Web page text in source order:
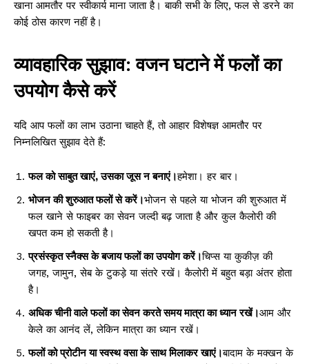
खाना आमतौर पर स्वीकार्य माना जाता है। बाकी सभी के लिए, फल से डरने का
कोई ठोस कारण नहीं है।
व्यावहारिक सुझाव: वजन घटाने में फलों का
उपयोग कैसे करें
यदि आप फलों का लाभ उठाना चाहते हैं, तो आहार विशेषज्ञ आमतौर पर
निम्नलिखित सुझाव देते हैं:
फल को साबुत खाएं, उसका जूस न बनाएं।हमेशा। हर बार।
भोजन की शुरुआत फलों से करें।भोजन से पहले या भोजन की शुरुआत में
फल खाने से फाइबर का सेवन जल्दी बढ़ जाता है और कुल कैलोरी की
खपत कम हो सकती है।
प्रसंस्कृत स्नैक्स के बजाय फलों का उपयोग करें।चिप्स या कुकीज़ की
जगह, जामुन, सेब के टुकड़े या संतरे रखें। कैलोरी में बहुत बड़ा अंतर होता
है।
अधिक चीनी वाले फलों का सेवन करते समय मात्रा का ध्यान रखें।आम और
केले का आनंद लें, लेकिन मात्रा का ध्यान रखें।
फलों को प्रोटीन या स्वस्थ वसा के साथ मिलाकर खाएं।बादाम के मक्खन के